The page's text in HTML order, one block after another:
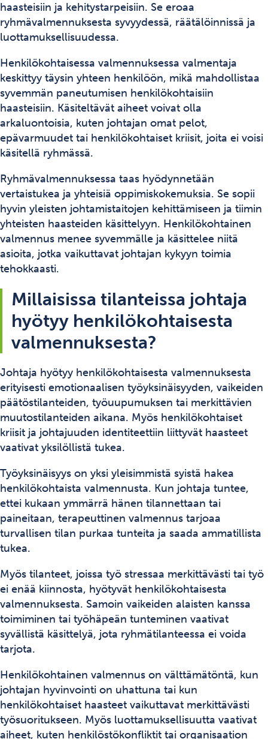
haasteisiin ja kehitystarpeisiin. Se eroaa
ryhmävalmennuksesta syvyydessä, räätälöinnissä ja
luottamuksellisuudessa.
Henkilökohtaisessa valmennuksessa valmentaja
keskittyy täysin yhteen henkilöön, mikä mahdollistaa
syvemmän paneutumisen henkilökohtaisiin
haasteisiin. Käsiteltävät aiheet voivat olla
arkaluontoisia, kuten johtajan omat pelot,
epävarmuudet tai henkilökohtaiset kriisit, joita ei voisi
käsitellä ryhmässä.
Ryhmävalmennuksessa taas hyödynnetään
vertaistukea ja yhteisiä oppimiskokemuksia. Se sopii
hyvin yleisten johtamistaitojen kehittämiseen ja tiimin
yhteisten haasteiden käsittelyyn. Henkilökohtainen
valmennus menee syvemmälle ja käsittelee niitä
asioita, jotka vaikuttavat johtajan kykyyn toimia
tehokkaasti.
Millaisissa tilanteissa johtaja
hyötyy henkilökohtaisesta
valmennuksesta?
Johtaja hyötyy henkilökohtaisesta valmennuksesta
erityisesti emotionaalisen työyksinäisyyden, vaikeiden
päätöstilanteiden, työuupumuksen tai merkittävien
muutostilanteiden aikana. Myös henkilökohtaiset
kriisit ja johtajuuden identiteettiin liittyvät haasteet
vaativat yksilöllistä tukea.
Työyksinäisyys on yksi yleisimmistä syistä hakea
henkilökohtaista valmennusta. Kun johtaja tuntee,
ettei kukaan ymmärrä hänen tilannettaan tai
paineitaan, terapeuttinen valmennus tarjoaa
turvallisen tilan purkaa tunteita ja saada ammatillista
tukea.
Myös tilanteet, joissa työ stressaa merkittävästi tai työ
ei enää kiinnosta, hyötyvät henkilökohtaisesta
valmennuksesta. Samoin vaikeiden alaisten kanssa
toimiminen tai työhäpeän tunteminen vaativat
syvällistä käsittelyä, jota ryhmätilanteessa ei voida
tarjota.
Henkilökohtainen valmennus on välttämätöntä, kun
johtajan hyvinvointi on uhattuna tai kun
henkilökohtaiset haasteet vaikuttavat merkittävästi
työsuoritukseen. Myös luottamuksellisuutta vaativat
aiheet, kuten henkilöstökonfliktit tai organisaation